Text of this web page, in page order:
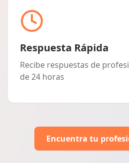
Respuesta Rápida
Recibe respuestas de
de 24 horas
Encuentra tu